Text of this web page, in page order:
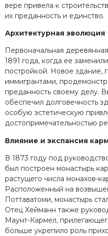
вере привела к
их преданность и единство.
Архитектурная эволюция
Первоначальная
1891 года, когда ее
постройкой. Новое здание,
иммигрантами,
преданность своему делу.
обеспечил долговечность
особую эстетическую
достопримечательностью
Влияние и экспансия
В 1873 году под
был построен монастырь
растущего числа монахов-
Расположенный на
Поттаватоми, монастырь
Отец Хейманн также
Маунт-Кармел,
больше укрепило роль